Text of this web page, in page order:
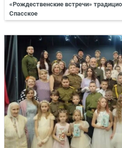
«Рождественские встречи»
Спасское